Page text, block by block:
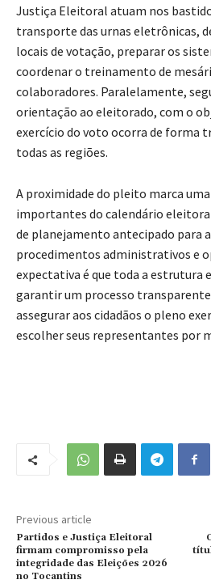
Justiça Eleitoral atuam nos
transporte das urnas eletrônicas,
locais de votação, preparar os
coordenar o treinamento de
colaboradores. Paralelamente,
orientação ao eleitorado, com o
exercício do voto ocorra de forma
todas as regiões.
A proximidade do pleito marca
importantes do calendário
de planejamento antecipado para
procedimentos administrativos e
expectativa é que toda a estrutura
garantir um processo
assegurar aos cidadãos o pleno
escolher seus representantes por
Previous article
Partidos e Justiça Eleitoral
firmam compromisso pela
integridade das Eleições 2026
no Tocantins